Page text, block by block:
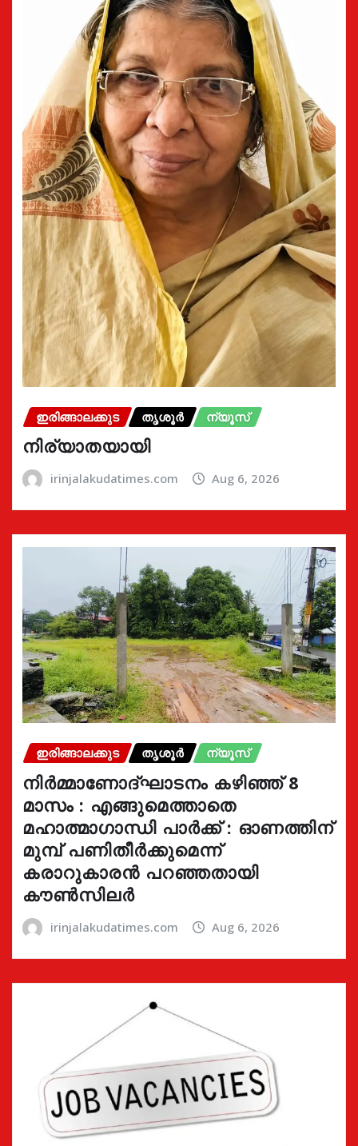
ഇരിങ്ങാലക്കുട തൃശൂർ ന്യൂസ്
നിര്യാതയായി
irinjalakudatimes.com Aug 6, 2026
ഇരിങ്ങാലക്കുട തൃശൂർ ന്യൂസ്
നിർമ്മാണോദ്ഘാടനം കഴിഞ്ഞ് 8
മാസം : എങ്ങുമെത്താതെ
മഹാത്മാഗാന്ധി പാർക്ക് : ഓണത്തിന്
മുമ്പ് പണിതീർക്കുമെന്ന്
കരാറുകാരൻ പറഞ്ഞതായി
കൗൺസിലർ
irinjalakudatimes.com Aug 6, 2026